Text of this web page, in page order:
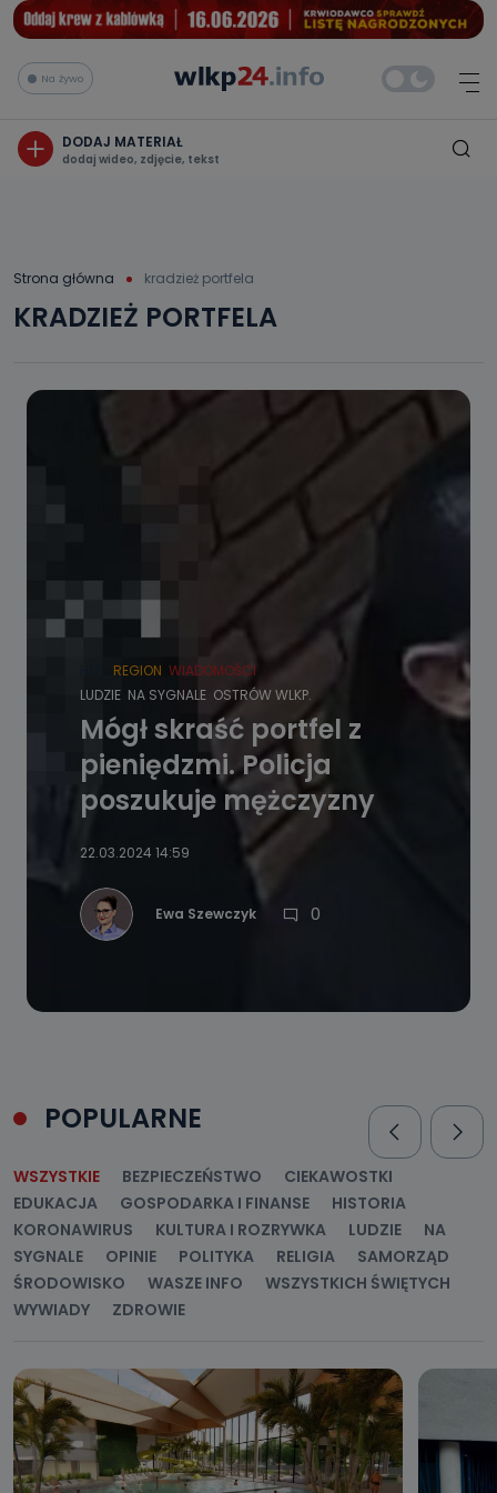
Na żywo
DODAJ MATERIAŁ
dodaj wideo, zdjęcie, tekst
Strona główna kradzież portfela
KRADZIEŻ PORTFELA
REGION WIADOMOŚCI
LUDZIE NA SYGNALE OSTRÓW WLKP.
Mógł skraść portfel z
pieniędzmi. Policja
poszukuje mężczyzny
22.03.2024 14:59
Ewa Szewczyk 0
POPULARNE
WSZYSTKIE BEZPIECZEŃSTWO
CIEKAWOSTKI
EDUKACJA
GOSPODARKA I FINANSE
HISTORIA
KORONAWIRUS
KULTURA I ROZRYWKA LUDZIE
NA
SYGNALE
OPINIE POLITYKA RELIGIA
SAMORZĄD
ŚRODOWISKO
WASZE INFO
WSZYSTKICH ŚWIĘTYCH
WYWIADY
ZDROWIE